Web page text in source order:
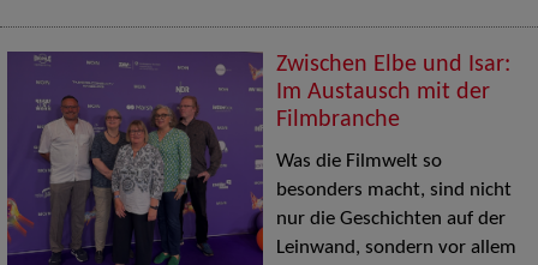
Zwischen Elbe und Isar:
Im Austausch mit der
Filmbranche
Was die Filmwelt so
besonders macht, sind nicht
nur die Geschichten auf der
Leinwand, sondern vor allem